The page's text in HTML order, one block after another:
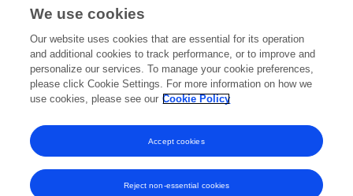
Editorial Contributions
2Reviewed Publications
View Editorial Contributions
We use cookies
Our website uses cookies that are essential for its operation
and additional cookies to track performance, or to improve and
personalize our services. To manage your cookie preferences,
please click Cookie Settings. For more information on how we
use cookies, please see our Cookie Policy
Reject non-essential cookies
Accept cookies